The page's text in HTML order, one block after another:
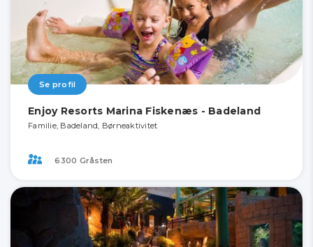
Se profil
Enjoy Resorts Marina Fiskenæs - Badeland
Familie, Badeland, Børneaktivitet
6300 Gråsten